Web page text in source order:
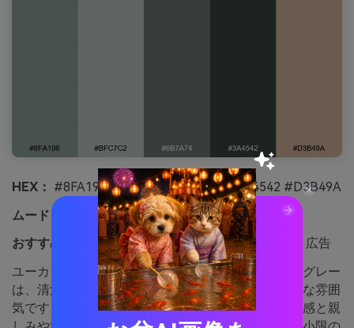
HEX： #8FA196 #BFC7C2 #6B7A74 #3A4542 #D3B49A
ムード：
モダン、触感的、静かな温かみ
おすすめ用途：スキンケアパッケージやプロダクト広告
ユーカリグリーンが柔らかく和らげたコンクリートグレー
は、清潔感がありつつも適度な温かみを持つ現代的な雰囲
気です。スキンケアやアポセカリーのラベル、高級感と親